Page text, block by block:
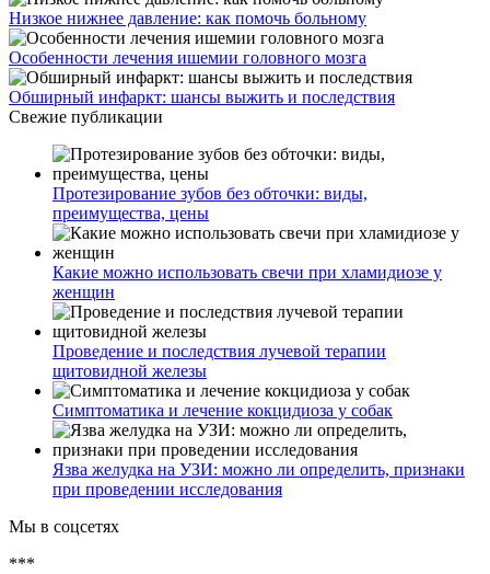
Низкое нижнее давление: как помочь больному
Особенности лечения ишемии головного мозга
Обширный инфаркт: шансы выжить и последствия
Свежие публикации
Протезирование зубов без обточки: виды,
преимущества, цены
Какие можно использовать свечи при хламидиозе у
женщин
Проведение и последствия лучевой терапии
щитовидной железы
Симптоматика и лечение кокцидиоза у собак
Язва желудка на УЗИ: можно ли определить, признаки
при проведении исследования
Мы в соцсетях
***